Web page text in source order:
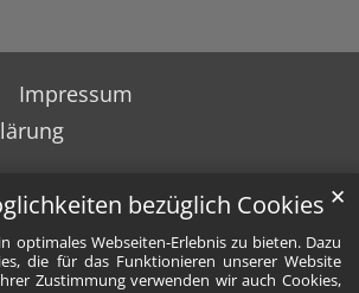
bezüglich Cookies
optimales Webseiten-Erlebnis zu bieten. Dazu
die für das Funktionieren unserer Website
Zustimmung verwenden wir auch Cookies,
✕
Impressum